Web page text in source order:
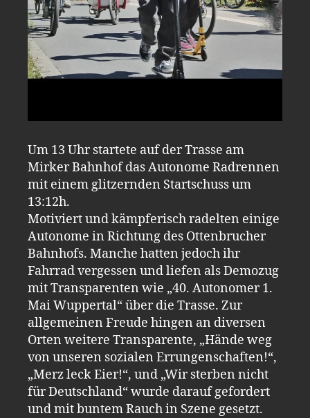
Um 13 Uhr startete auf der Trasse am
Mirker Bahnhof das Autonome Radrennen
mit einem glitzernden Startschuss um
13:12h.
Motiviert und kämpferisch radelten einige
Autonome in Richtung des Ottenbrucher
Bahnhofs. Manche hatten jedoch ihr
Fahrrad vergessen und liefen als Demozug
mit Transparenten wie „40. Autonomer 1.
Mai Wuppertal“ über die Trasse. Zur
allgemeinen Freude hingen an diversen
Orten weitere Transparente, „Hände weg
von unseren sozialen Errungenschaften!“,
„Merz leck Eier!“, und „Wir sterben nicht
für Deutschland“ wurde darauf gefordert
und mit buntem Rauch in Szene gesetzt.